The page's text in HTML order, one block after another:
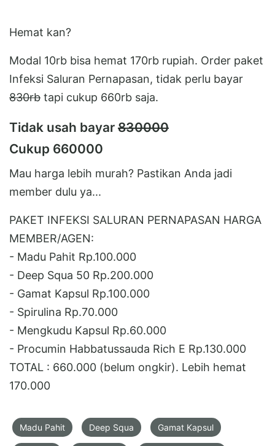
Hemat kan?
Modal 10rb bisa hemat 170rb rupiah. Order paket
Infeksi Saluran Pernapasan, tidak perlu bayar
830rb tapi cukup 660rb saja.
Tidak usah bayar 830000
Cukup 660000
Mau harga lebih murah? Pastikan Anda jadi
member dulu ya...
PAKET INFEKSI SALURAN PERNAPASAN HARGA
MEMBER/AGEN:
- Madu Pahit Rp.100.000
- Deep Squa 50 Rp.200.000
- Gamat Kapsul Rp.100.000
- Spirulina Rp.70.000
- Mengkudu Kapsul Rp.60.000
- Procumin Habbatussauda Rich E Rp.130.000
TOTAL : 660.000 (belum ongkir). Lebih hemat
170.000
Madu Pahit Deep Squa Gamat Kapsul